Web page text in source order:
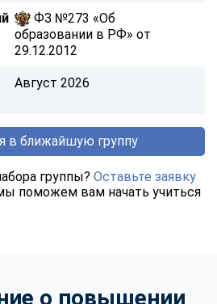
ФЗ №273 «Об
образовании в РФ» от
29.12.2012
Август 2026
в ближайшую группу
группы? Оставьте заявку
поможем вам начать учиться
о повышении